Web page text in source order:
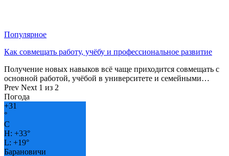
Популярное
Как совмещать работу, учёбу и профессиональное развитие
Получение новых навыков всё чаще приходится совмещать с
основной работой, учёбой в университете и семейными…
Prev Next 1 из 2
Погода
+31
°
C
H: +33°
L: +19°
Барановичи